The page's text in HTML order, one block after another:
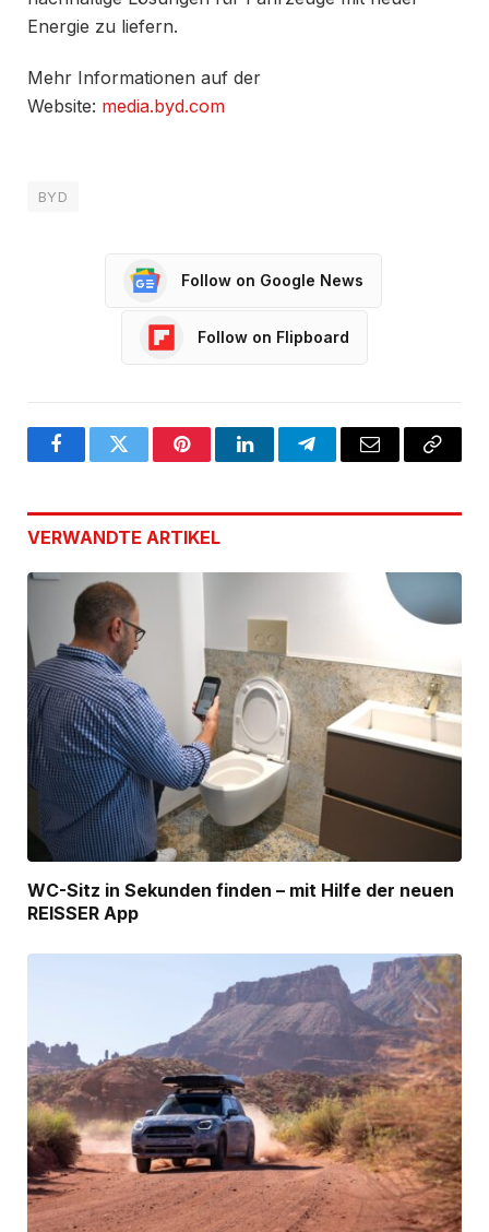
Energie zu liefern.
Mehr Informationen auf der
Website: media.byd.com
BYD
Follow on Google News
Follow on Flipboard
FacebookTwitter PinterestLinkedInTelegramEmail
Copy
VERWANDTE ARTIKEL
WC-Sitz in Sekunden finden – mit Hilfe der neuen
REISSER App